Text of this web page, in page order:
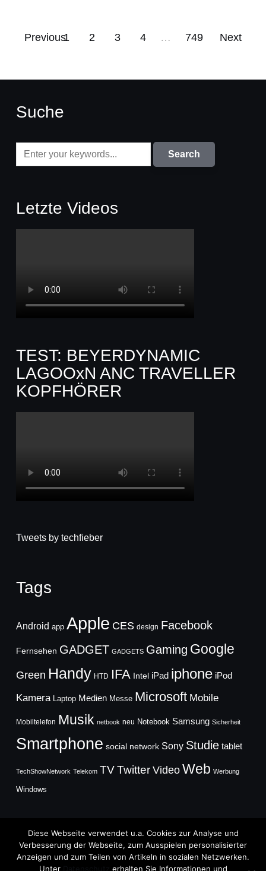
Previous1 2 3 4 … 749 Next
Suche
Letzte Videos
TEST: BEYERDYNAMIC
LAGOOxN ANC TRAVELLER
KOPFHÖRER
Tweets by techfieber
Tags
Android app Apple CES design Facebook
Fernsehen GADGET GADGETS Gaming Google
Green Handy HTD IFA Intel iPad iphone iPod
Kamera Laptop Medien Messe Microsoft Mobile
Mobiltelefon Musik netbook neu Notebook Samsung Sicherheit
Smartphone social network Sony Studie tablet
TechShowNetwork Telekom TVTwitter Video Web Werbung
Windows
Copyright © 2026
Diese Webseite verwendet u.a. Cookies zur Analyse und
Verbesserung der Webseite, zum Ausspielen personalisierter
Anzeigen und zum Teilen von Artikeln in sozialen Netzwerken.
Unter
erhalten Sie Informationen und